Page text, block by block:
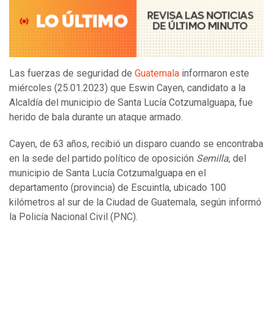
Las fuerzas de seguridad de Guatemala informaron este
miércoles (25.01.2023) que Eswin Cayen, candidato a la
Alcaldía del municipio de Santa Lucía Cotzumalguapa, fue
herido de bala durante un ataque armado.
Cayen, de 63 años, recibió un disparo cuando se encontraba
en la sede del partido político de oposición Semilla, del
municipio de Santa Lucía Cotzumalguapa en el
departamento (provincia) de Escuintla, ubicado 100
kilómetros al sur de la Ciudad de Guatemala, según informó
la Policía Nacional Civil (PNC).